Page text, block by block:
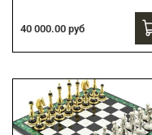
40 000.00 руб